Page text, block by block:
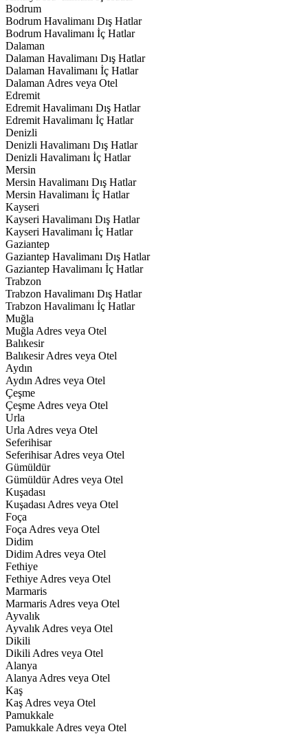
Bodrum
Bodrum Havalimanı Dış Hatlar
Bodrum Havalimanı İç Hatlar
Dalaman
Dalaman Havalimanı Dış Hatlar
Dalaman Havalimanı İç Hatlar
Dalaman Adres veya Otel
Edremit
Edremit Havalimanı Dış Hatlar
Edremit Havalimanı İç Hatlar
Denizli
Denizli Havalimanı Dış Hatlar
Denizli Havalimanı İç Hatlar
Mersin
Mersin Havalimanı Dış Hatlar
Mersin Havalimanı İç Hatlar
Kayseri
Kayseri Havalimanı Dış Hatlar
Kayseri Havalimanı İç Hatlar
Gaziantep
Gaziantep Havalimanı Dış Hatlar
Gaziantep Havalimanı İç Hatlar
Trabzon
Trabzon Havalimanı Dış Hatlar
Trabzon Havalimanı İç Hatlar
Muğla
Muğla Adres veya Otel
Balıkesir
Balıkesir Adres veya Otel
Aydın
Aydın Adres veya Otel
Çeşme
Çeşme Adres veya Otel
Urla
Urla Adres veya Otel
Seferihisar
Seferihisar Adres veya Otel
Gümüldür
Gümüldür Adres veya Otel
Kuşadası
Kuşadası Adres veya Otel
Foça
Foça Adres veya Otel
Didim
Didim Adres veya Otel
Fethiye
Fethiye Adres veya Otel
Marmaris
Marmaris Adres veya Otel
Ayvalık
Ayvalık Adres veya Otel
Dikili
Dikili Adres veya Otel
Alanya
Alanya Adres veya Otel
Kaş
Kaş Adres veya Otel
Pamukkale
Pamukkale Adres veya Otel